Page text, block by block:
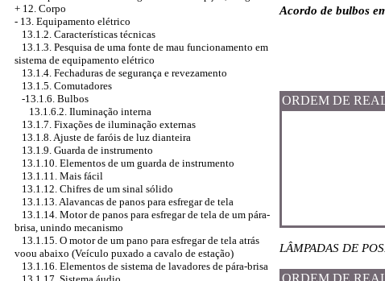
+ 12. Corpo
- 13. Equipamento elétrico
13.1.2. Características técnicas
13.1.3. Pesquisa de uma fonte de mau funcionamento em
sistema de equipamento elétrico
13.1.4. Fechaduras de segurança e revezamento
13.1.5. Comutadores
-13.1.6. Bulbos
13.1.6.2. Iluminação interna
13.1.7. Fixações de iluminação externas
13.1.8. Ajuste de faróis de luz dianteira
13.1.9. Guarda de instrumento
13.1.10. Elementos de um guarda de instrumento
13.1.11. Mais fácil
13.1.12. Chifres de um sinal sólido
13.1.13. Alavancas de panos para esfregar de tela
13.1.14. Motor de panos para esfregar de tela de um pára-
brisa, unindo mecanismo
13.1.15. O motor de um pano para esfregar de tela atrás
voou abaixo (Veículo puxado a cavalo de estação)
13.1.16. Elementos de sistema de lavadores de pára-brisa
Acordo de bulbos
ORDEM DE
LÂMPADAS DE